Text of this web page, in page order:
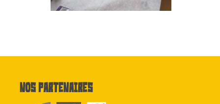
Nos partenaires